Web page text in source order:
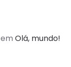
em Olá, mundo!